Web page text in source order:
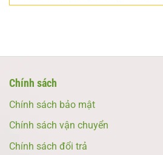
Chính sách
Chính sách bảo mật
Chính sách vận chuyển
Chính sách đổi trả